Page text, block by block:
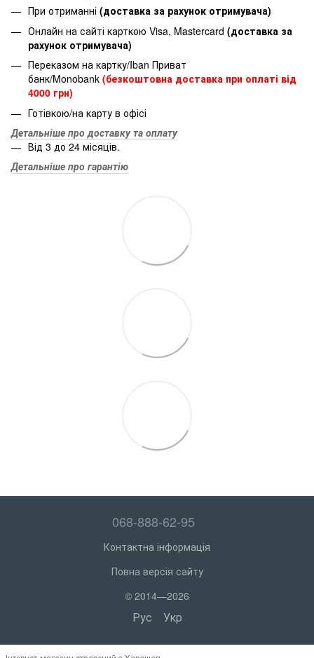
При отриманні (доставка за рахунок отримувача)
Онлайн на сайті карткою Visa, Mastercard (доставка за
рахунок отримувача)
Переказом на картку/Iban Приват
банк/Monobank (безкоштовна доставка при оплаті від
4000 грн)
Готівкою/на карту в офісі
Детальніше про доставку та оплату
Від 3 до 24 місяців.
Детальніше про гарантію
068-888-62-95
Контактна інформація
Повна версія сайту
© 2014—2026
Рус Укр